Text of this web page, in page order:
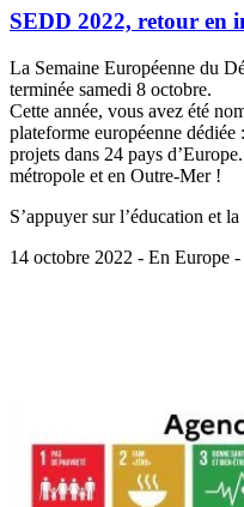
SEDD 2022, retour en
La Semaine Européenne du
terminée samedi 8 octobre.
Cette année, vous avez été
plateforme européenne
projets dans 24 pays
métropole et en Outre-Mer !
S’appuyer sur l’éducation et
14 octobre 2022 - En Europe